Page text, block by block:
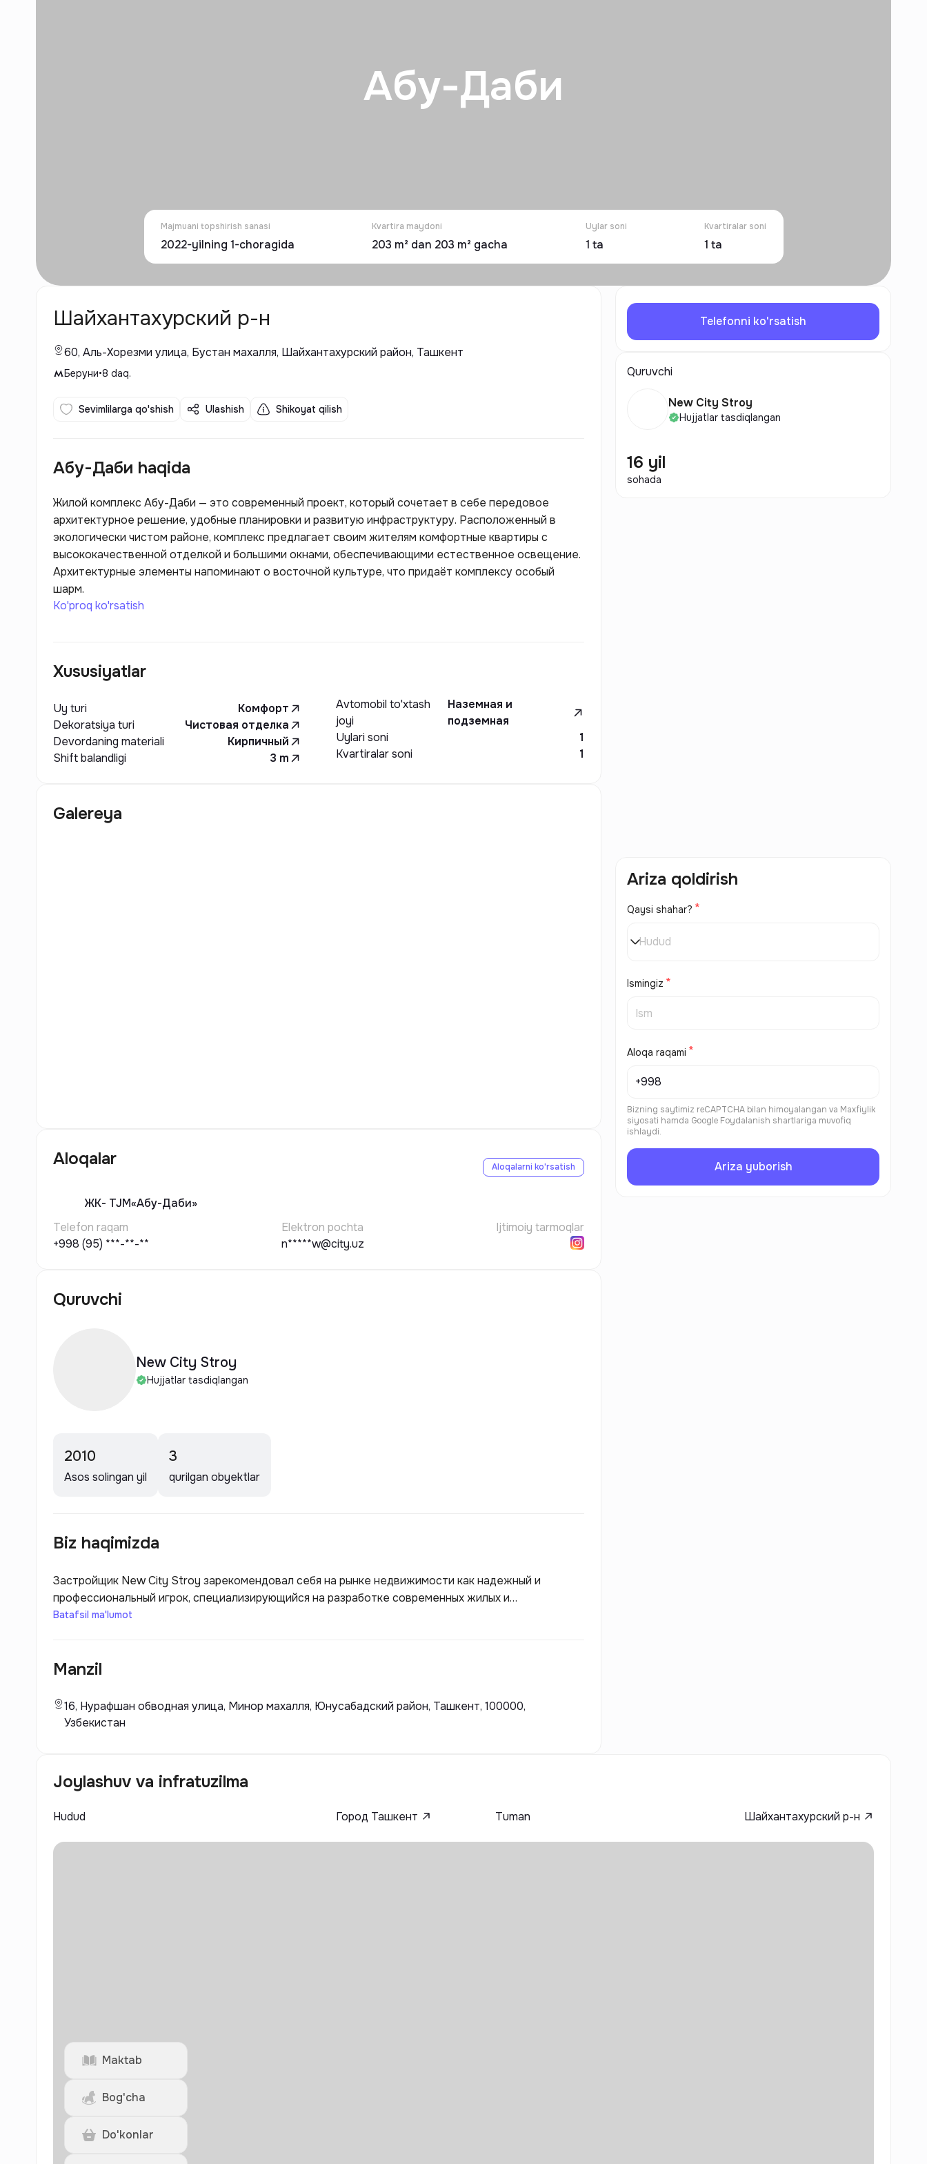
Абу-Даби
Majmuani topshirish sanasi
2022-yilning 1-choragida
Kvartira maydoni
203 m² dan 203 m² gacha
Uylar soni
1 ta
Kvartiralar soni
1 ta
Шайхантахурский р-н
60, Аль-Хорезми улица, Бустан махалля, Шайхантахурский район, Ташкент
Беруни•8 daq.
Sevimlilarga qo'shish Ulashish Shikoyat qilish
Абу-Даби haqida
Жилой комплекс Абу-Даби — это современный проект, который сочетает в себе передовое
архитектурное решение, удобные планировки и развитую инфраструктуру. Расположенный в
экологически чистом районе, комплекс предлагает своим жителям комфортные квартиры с
высококачественной отделкой и большими окнами, обеспечивающими естественное освещение.
Архитектурные элементы напоминают о восточной культуре, что придаёт комплексу особый
шарм.
Ko'proq ko'rsatish
Xususiyatlar
Uy turi
Комфорт
Dekoratsiya turi
Чистовая отделка
Devordaning materiali
Кирпичный
Shift balandligi
3 m
Avtomobil to'xtash
joyi
Наземная и
подземная
Uylari soni
1
Kvartiralar soni
1
Galereya
Aloqalar Aloqalarni ko'rsatish
ЖК- TJM«Абу-Даби»
Telefon raqam
+998 (95) ***-**-**
Elektron pochta
n*****w@city.uz
Ijtimoiy tarmoqlar
Quruvchi
New City Stroy
Hujjatlar tasdiqlangan
2010
Asos solingan yil
3
qurilgan obyektlar
Biz haqimizda
Застройщик New City Stroy зарекомендовал себя на рынке недвижимости как надежный и
профессиональный игрок, специализирующийся на разработке современных жилых и
коммерческих комплексов. Компания стремится к созданию комфортной городской среды, где
позволяет не только улучшать внешний вид застройки, но и повышать энергоэффективность
Batafsil ma'lumot
Manzil
16, Нурафшан обводная улица, Минор махалля, Юнусабадский район, Ташкент, 100000,
Узбекистан
Telefonni ko'rsatish
Quruvchi
New City Stroy
Hujjatlar tasdiqlangan
16 yil
sohada
Ariza qoldirish
Qaysi shahar?
Hudud
Ismingiz
Aloqa raqami
Bizning saytimiz reCAPTCHA bilan himoyalangan va Maxfiylik
siyosati hamda Google Foydalanish shartlariga muvofiq
ishlaydi.
Ariza yuborish
Joylashuv va infratuzilma
Hudud Город Ташкент Tuman Шайхантахурский р-н
Maktab
Bog'cha
Do'konlar